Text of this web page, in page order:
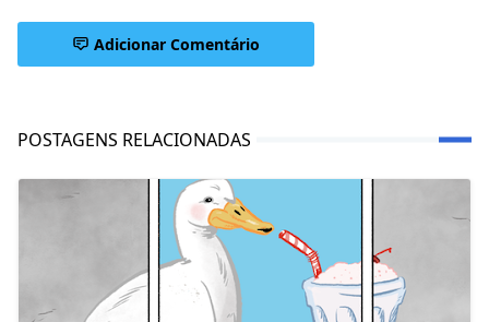
Adicionar Comentário
POSTAGENS RELACIONADAS